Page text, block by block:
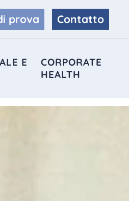
prova Contatto
E
CORPORATE
HEALTH